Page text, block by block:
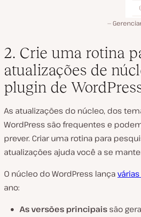
2. Crie uma rotina
atualizações de
plugin de
As atualizações do núcleo, dos
WordPress são frequentes e
prever. Criar uma rotina para
atualizações ajuda você a se
O núcleo do WordPress lança
ano:
As versões principais são